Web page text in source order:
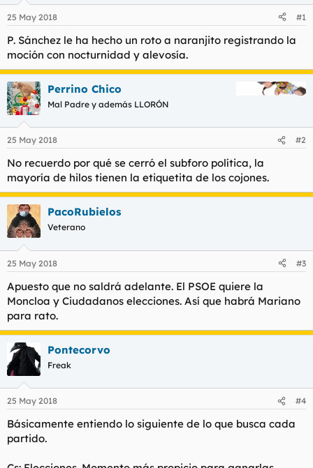
r
d
l
t
e
m
a
n
i
o
25 May 2018 #1
P. Sánchez le ha hecho un roto a naranjito registrando la
moción con nocturnidad y alevosía.
Perrino Chico
Mal Padre y además LLORÓN
25 May 2018 #2
No recuerdo por qué se cerró el subforo política, la
mayoría de hilos tienen la etiquetita de los cojones.
PacoRubielos
Veterano
25 May 2018 #3
Apuesto que no saldrá adelante. El PSOE quiere la
Moncloa y Ciudadanos elecciones. Así que habrá Mariano
para rato.
Pontecorvo
Freak
25 May 2018 #4
Básicamente entiendo lo siguiente de lo que busca cada
partido.